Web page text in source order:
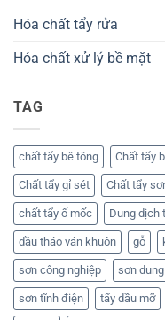
Hóa chất tẩy rửa
Hóa chất xử lý bề mặt
TAG
chất tẩy bê tông Chất tẩy
Chất tẩy gỉ sét Chất tẩy
chất tẩy ố mốc Dung dịch
dầu tháo ván khuôn gỗ
sơn công nghiệp sơn
sơn tĩnh điện tẩy dầu mỡ